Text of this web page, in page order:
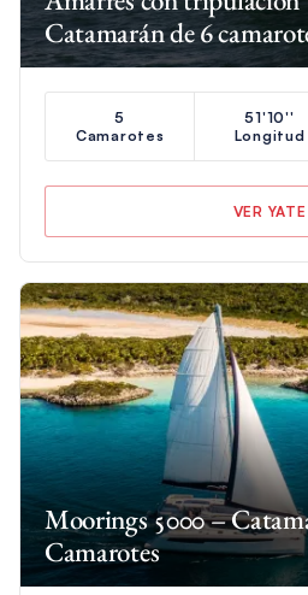
Catamarán de 6
5
Camarotes
51'10''
Longitud
VER YATE
Moorings 5000 –
Camarotes